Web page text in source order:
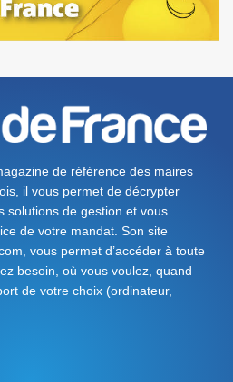
de référence des maires
il vous permet de décrypter
solutions de gestion et vous
de votre mandat. Son site
vous permet d’accéder à toute
besoin, où vous voulez, quand
de votre choix (ordinateur,